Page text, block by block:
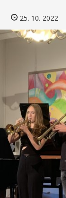
25. 10. 2022